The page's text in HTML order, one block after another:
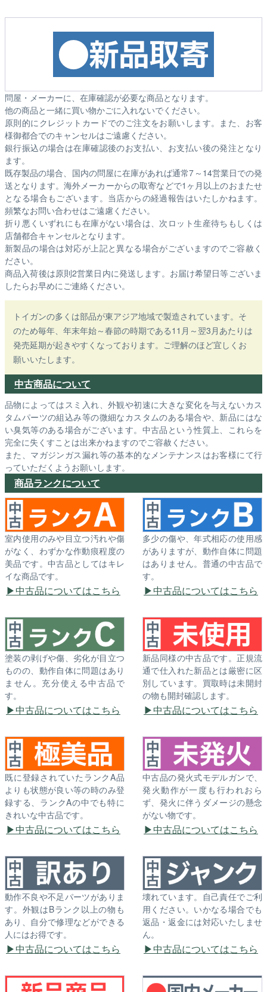
問屋・メーカーに、在庫確認が必要な商品となります。
他の商品と一緒に買い物かごに入れないでください。
原則的にクレジットカードでのご注文をお願いします。また、お客
様御都合でのキャンセルはご遠慮ください。
銀行振込の場合は在庫確認後のお支払い、お支払い後の発注となり
ます。
既存製品の場合、国内の問屋に在庫があれば通常7～14営業日での発
送となります。海外メーカーからの取寄などで1ヶ月以上のおまたせ
となる場合もございます。 当店からの経過報告はいたしかねます。
頻繁なお問い合わせはご遠慮ください。
折り悪くいずれにも在庫がない場合は、次ロット生産待ちもしくは
店舗都合キャンセルとなります。
新製品の場合は対応が上記と異なる場合がございますのでご容赦く
ださい。
商品入荷後は原則2営業日内に発送します。お届け希望日等ございま
したらお早めにご連絡ください。
トイガンの多くは部品が東アジア地域で製造されています。そ
のため毎年、年末年始～春節の時期である11月～翌3月あたりは
発売延期が起きやすくなっております。ご理解のほど宜しくお
願いいたします。
中古商品について
品物によってはスミ入れ、外観や初速に大きな変化を与えないカス
タムパーツの組込み等の微細なカスタムのある場合や、新品にはな
い臭気等のある場合がございます。中古品という性質上、これらを
完全に失くすことは出来かねますのでご容赦ください。
また、マガジンガス漏れ等の基本的なメンテナンスはお客様にて行
っていただくようお願いします。
商品ランクについて
室内使用のみや目立つ汚れや傷
がなく、わずかな作動痕程度の
美品です。中古品としてはキレ
イな商品です。
中古品についてはこちら
多少の傷や、年式相応の使用感
がありますが、動作自体に問題
はありません。普通の中古品で
す。
中古品についてはこちら
塗装の剥げや傷、劣化が目立つ
ものの、動作自体に問題はあり
ません。充分使える中古品で
す。
中古品についてはこちら
新品同様の中古品です。正規流
通で仕入れた新品とは厳密に区
別しています。買取時は未開封
の物も開封確認します。
中古品についてはこちら
既に登録されていたランクA品
よりも状態が良い等の時のみ登
録する、ランクAの中でも特に
きれいな中古品です。
中古品についてはこちら
中古品の発火式モデルガンで、
発火動作が一度も行われおら
ず、発火に伴うダメージの懸念
がない物です。
中古品についてはこちら
動作不良や不足パーツがありま
す。外観はBランク以上の物も
あり、自分で修理などができる
人にはお得です。
中古品についてはこちら
壊れています。自己責任でご利
用ください。いかなる場合でも
返品・返金には対応いたしませ
ん。
中古品についてはこちら